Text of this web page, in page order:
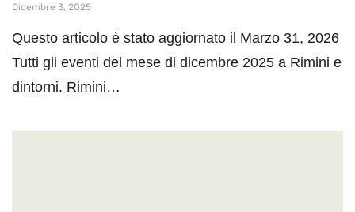
Dicembre 3, 2025
Questo articolo è stato aggiornato il Marzo 31, 2026
Tutti gli eventi del mese di dicembre 2025 a Rimini e
dintorni. Rimini…